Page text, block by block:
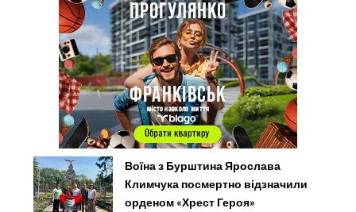
Воїна з Бурштина Ярослава
Климчука посмертно відзначили
орденом «Хрест Героя»